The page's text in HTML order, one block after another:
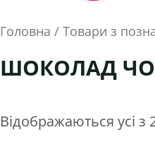
Головна / Товари з
ШОКОЛАД
Відображаються усі з